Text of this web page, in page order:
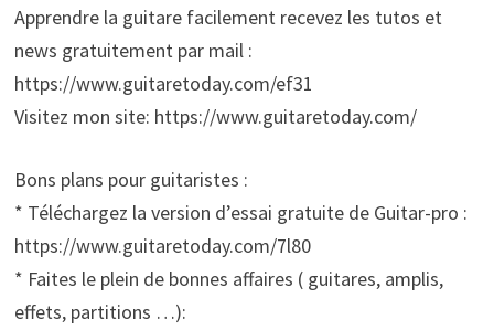
Apprendre la guitare facilement recevez les tutos et
news gratuitement par mail :
https://www.guitaretoday.com/ef31
Visitez mon site: https://www.guitaretoday.com/
Bons plans pour guitaristes :
* Téléchargez la version d’essai gratuite de Guitar-pro :
https://www.guitaretoday.com/7l80
* Faites le plein de bonnes affaires ( guitares, amplis,
effets, partitions …):